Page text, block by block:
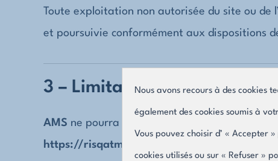
Nous avons recours à des cookies
également des cookies soumis à
Vous pouvez choisir d’ « Accepter
cookies utilisés ou sur « Refuser »
Toute exploitation non autorisée du site ou de
et poursuivie conformément aux dispositions
3 – Limitations de
AMS ne pourra être tenu pour responsable
https://risqatmp.com